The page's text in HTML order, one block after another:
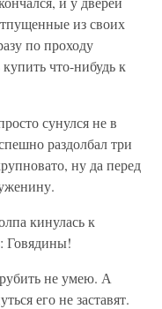
из своих
по проходу
что-нибудь к
сунулся не в
раздолбал три
ну да перед
кинулась к
Говядины!
не умею. А
его не заставят.